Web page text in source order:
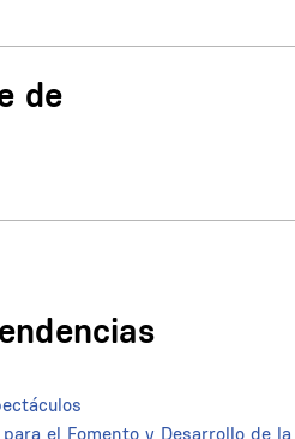
de
para el Fomento y Desarrollo de